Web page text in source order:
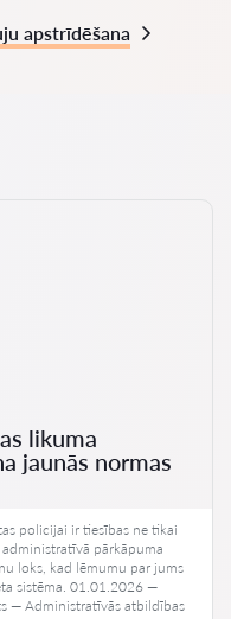
apstrīdēšana
likuma
jaunās normas
policijai ir tiesības ne tikai
pārkāpuma
loks, kad lēmumu par jums
sistēma. 01.01.2026 —
— Administratīvās atbildības